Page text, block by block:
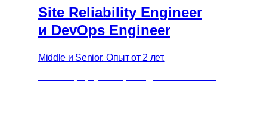
Site Reliability Engineer
и DevOps Engineer
Middle и Senior. Опыт от 2 лет.